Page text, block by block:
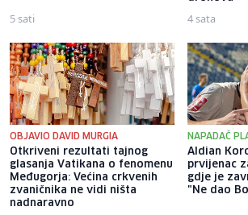
5 sati 4 sata
OBJAVIO DAVID MURGIA
Otkriveni rezultati tajnog
glasanja Vatikana o fenomenu
Međugorja: Većina crkvenih
zvaničnika ne vidi ništa
nadnaravno
NAPADAČ
Aldian
prvijenac
gdje je
"Ne dao